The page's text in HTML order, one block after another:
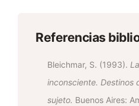
Referencias
Bleichmar, S. (1993).
inconsciente. Destinos
sujeto. Buenos Aires: